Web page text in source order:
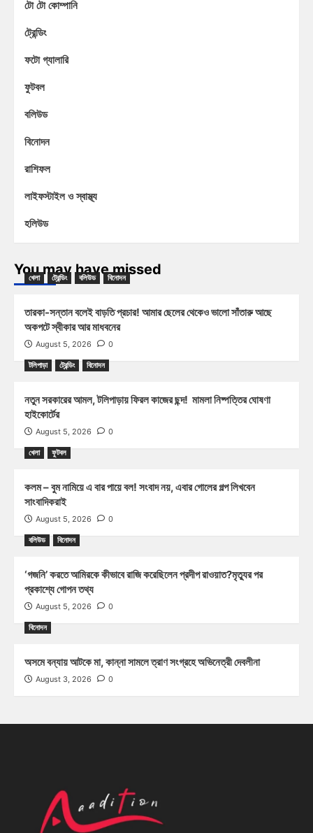
টো টো কোম্পানি
ট্রেন্ডিং
ফটো গ্যালারি
ফুটবল
বলিউড
বিনোদন
রাশিফল
লাইফস্টাইল ও স্বাস্থ্য
হলিউড
You may have missed
খেলা ট্রেন্ডিং বলিউড বিনোদন
তারকা-সন্তান বলেই বাড়তি প্রচার! আমার ছেলের থেকেও ভালো সাঁতারু আছে
অকপটে স্বীকার আর মাধবনের
August 5, 2026 0
টলিপাড়া ট্রেন্ডিং বিনোদন
নতুন সরকারের আমল, টলিপাড়ায় ফিরল কাজের ছন্দ! মামলা নিষ্পত্তির ঘোষণা
হাইকোর্টের
August 5, 2026 0
খেলা ফুটবল
কলম – বুম নামিয়ে এ বার পায়ে বল! সংবাদ নয়, এবার গোলের গল্প লিখবেন
সাংবাদিকরাই
August 5, 2026 0
বলিউড বিনোদন
‘গজনি’ করতে আমিরকে কীভাবে রাজি করেছিলেন প্রদীপ রাওয়াত?মৃত্যুর পর
প্রকাশ্যে গোপন তথ্য
August 5, 2026 0
বিনোদন
অসমে বন্যায় আটকে মা, কান্না সামলে ত্রাণ সংগ্রহে অভিনেত্রী দেবলীনা
August 3, 2026 0